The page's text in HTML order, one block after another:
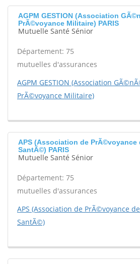
AGPM GESTION (Association
PrÃ©voyance Militaire) PARIS
Mutuelle Santé Sénior
Département: 75
mutuelles d'assurances
AGPM GESTION (Association
PrÃ©voyance Militaire)
APS (Association de PrÃ©voyance
SantÃ©) PARIS
Mutuelle Santé Sénior
Département: 75
mutuelles d'assurances
APS (Association de PrÃ©voyance
SantÃ©)